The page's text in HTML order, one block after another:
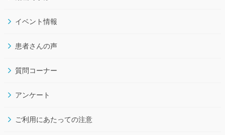
イベント情報
患者さんの声
質問コーナー
アンケート
ご利用にあたっての注意